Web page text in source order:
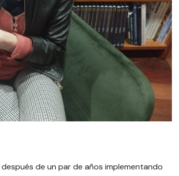
de un par de años implementando